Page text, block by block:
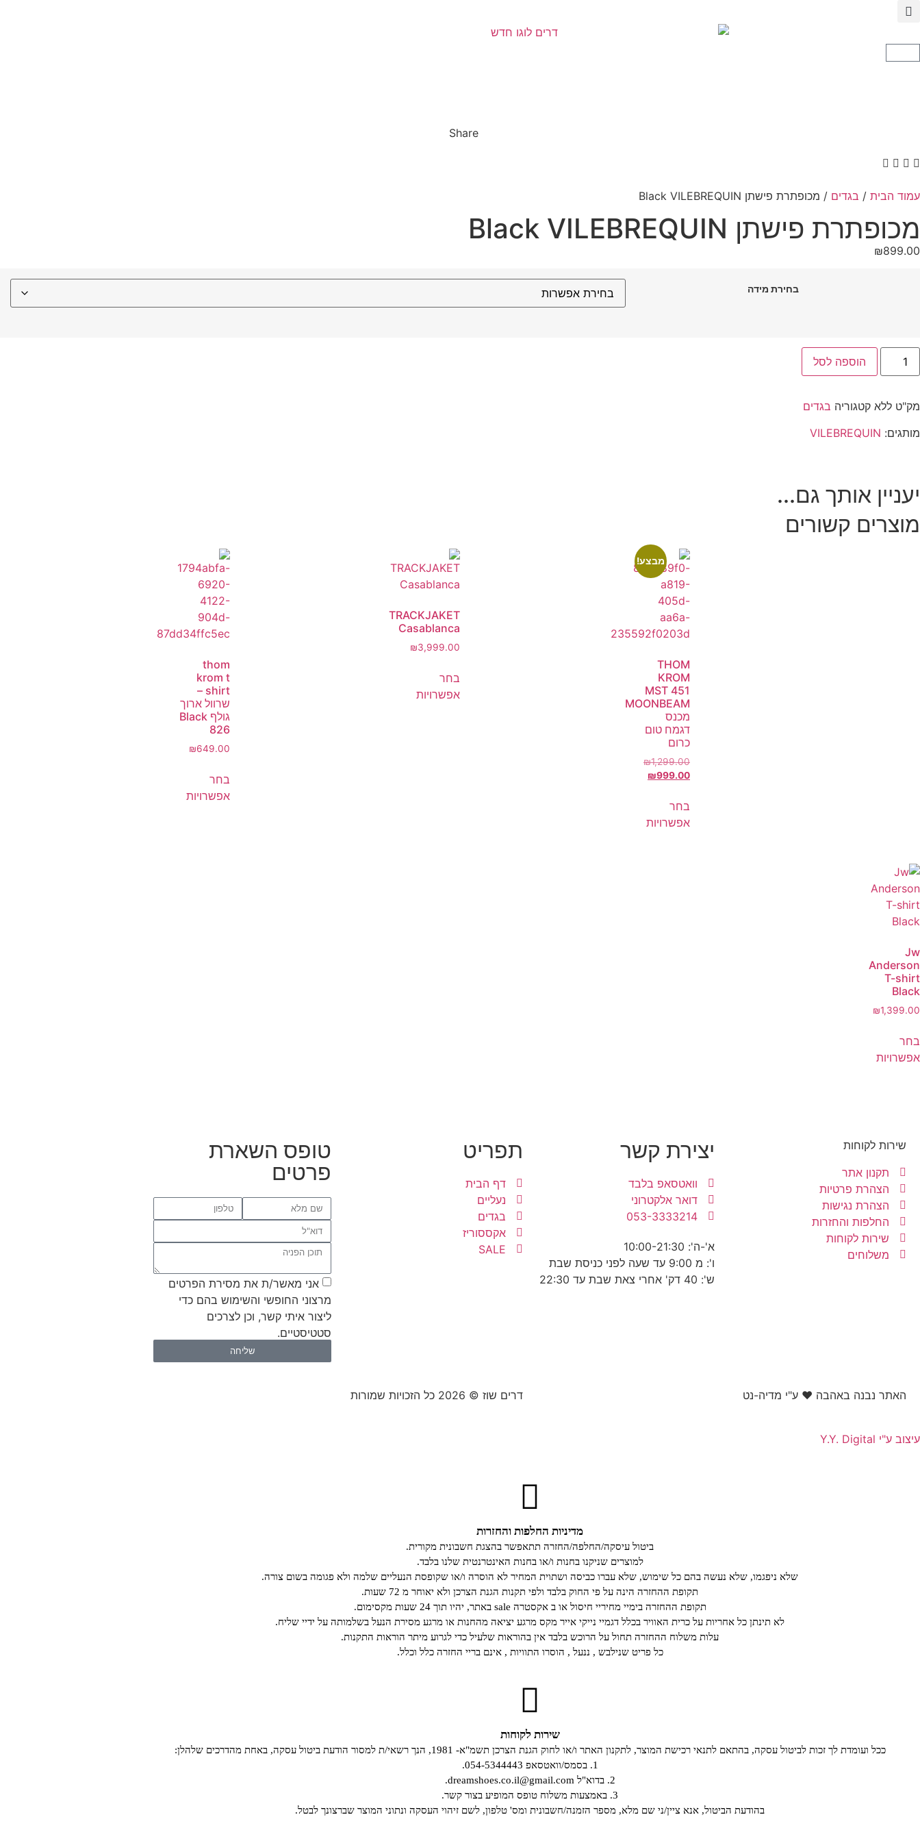
Share
עמוד הבית / בגדים / מכופתרת פישתן Black VILEBREQUIN
מכופתרת פישתן Black VILEBREQUIN
₪899.00
בחירת מידה
הוספה לסל
מק"ט ללא קטגוריה בגדים
מותגים: VILEBREQUIN
יעניין אותך גם...
מוצרים קשורים
מבצע!
THOM
KROM
MST 451
MOONBEAM
מכנס
דגמח טום
כרום
₪1,299.00
₪999.00
בחר
אפשרויות
TRACKJAKET
Casablanca
₪3,999.00
בחר
אפשרויות
thom
krom t
shirt –
שרוול ארוך
גולף Black
826
₪649.00
בחר
אפשרויות
Jw
Anderson
T-shirt
Black
₪1,399.00
בחר
אפשרויות
שירות לקוחות
תקנון אתר
הצהרת פרטיות
הצהרת נגישות
החלפות והחזרות
שירות לקוחות
משלוחים
יצירת קשר
וואטסאפ בלבד
דואר אלקטרוני
053-3333214
א'-ה': 10:00-21:30
ו': מ 9:00 עד שעה לפני כניסת שבת
ש': 40 דק' אחרי צאת שבת עד 22:30
תפריט
דף הבית
נעליים
בגדים
אקססוריז
SALE
טופס השארת
פרטים
אני מאשר/ת את מסירת הפרטים
מרצוני החופשי והשימוש בהם כדי
ליצור איתי קשר, וכן לצרכים
סטטיסטיים.
שליחה
האתר נבנה באהבה ❤ ע"י מדיה-נט​ דרים שוז © 2026 כל הזכויות שמורות
עיצוב ע"י Y.Y. Digital
מדיניות החלפות והחזרות
ביטול עיסקה/החלפה/החזרה תתאפשר בהצגת חשבונית מקורית.
למוצרים שניקנו בחנות ו/או בחנות האינטרנטית שלנו בלבד.
שלא ניפגמו, שלא נעשה בהם כל שימוש, שלא עברו כביסה ושתוית המחיר לא הוסרה ו/או שקופסת הנעליים שלמה ולא פגומה בשום צורה.
תקופת ההחזרה הינה על פי החוק בלבד ולפי תקנות הגנת הצרכן ולא יאוחר מ 72 שעות.
תקופת ההחזרה בימיי מחיריי חיסול או ב אקסטרה sale באתר, יהיו תוך 24 שעות מקסימום.
לא תינתן כל אחריות על כרית האוויר בכלל דגמיי נייקי אייר מקס מרגע יציאה מהחנות או מרגע מסירת הנעל בשלמותה על ידיי שליח.
עלות משלוח ההחזרה תחול על הרוכש בלבד אין בהוראות שלעיל כדי לגרוע מיתר הוראות התקנות.
כל פריט שנילבש , ננעל , הוסרו התוויות , אינם בריי החזרה כלל וכלל.
שירות לקוחות
ככל ועומדת לך זכות לביטול עסקה, בהתאם לתנאי רכישת המוצר, לתקנון האתר ו/או לחוק הגנת הצרכן תשמ"א- 1981, הנך רשאי/ת למסור הודעת ביטול עסקה, באחת מהדרכים שלהלן:
1. בסמס/וואטסאפ 054-5344443.
2. בדוא"ל dreamshoes.co.il@gmail.com.
3. באמצעות משלוח טופס המופיע בצור קשר.
בהודעת הביטול, אנא ציין/ני שם מלא, מספר הזמנה/חשבונית ומס' טלפון, לשם זיהוי העסקה ונתוני המוצר שברצונך לבטל.